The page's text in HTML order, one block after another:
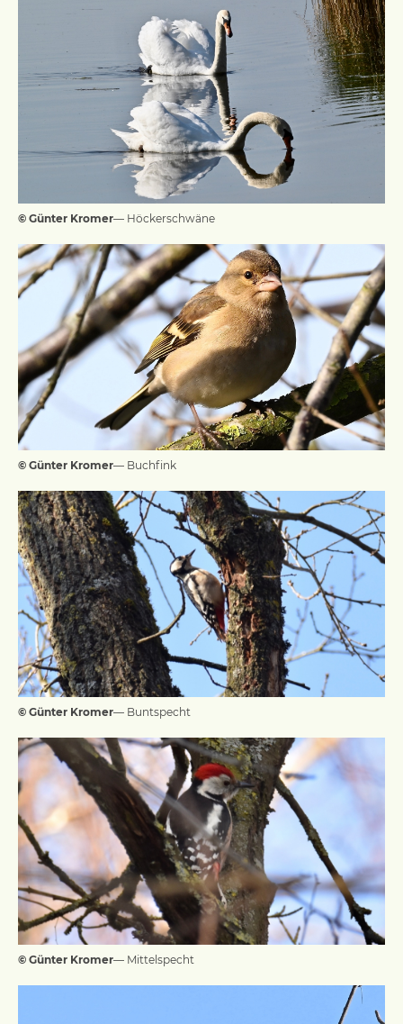
© Günter Kromer— Höckerschwäne
© Günter Kromer— Buchfink
© Günter Kromer— Buntspecht
© Günter Kromer— Mittelspecht